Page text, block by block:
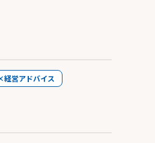
営アドバイス